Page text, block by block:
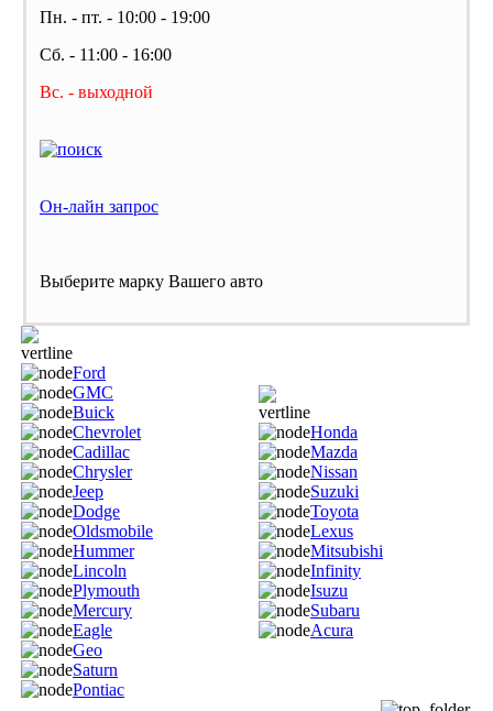
Пн. - пт. - 10:00 - 19:00
Сб. - 11:00 - 16:00
Вс. - выходной
Он-лайн запрос
Выберите марку Вашего авто
Ford
GMC
Buick
Chevrolet
Cadillac
Chrysler
Jeep
Dodge
Oldsmobile
Hummer
Lincoln
Plymouth
Mercury
Eagle
Geo
Saturn
Pontiac
Honda
Mazda
Nissan
Suzuki
Toyota
Lexus
Mitsubishi
Infinity
Isuzu
Subaru
Acura